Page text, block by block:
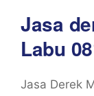
Jasa
Labu
Jasa Derek